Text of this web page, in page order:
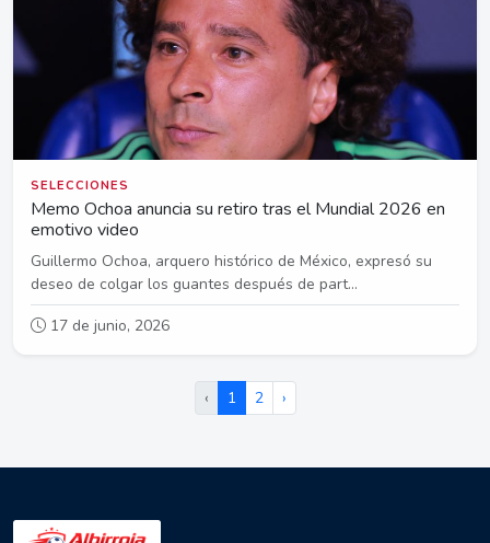
SELECCIONES
Memo Ochoa anuncia su retiro tras el Mundial 2026 en
emotivo video
Guillermo Ochoa, arquero histórico de México, expresó su
deseo de colgar los guantes después de part...
17 de junio, 2026
‹ 1 2 ›